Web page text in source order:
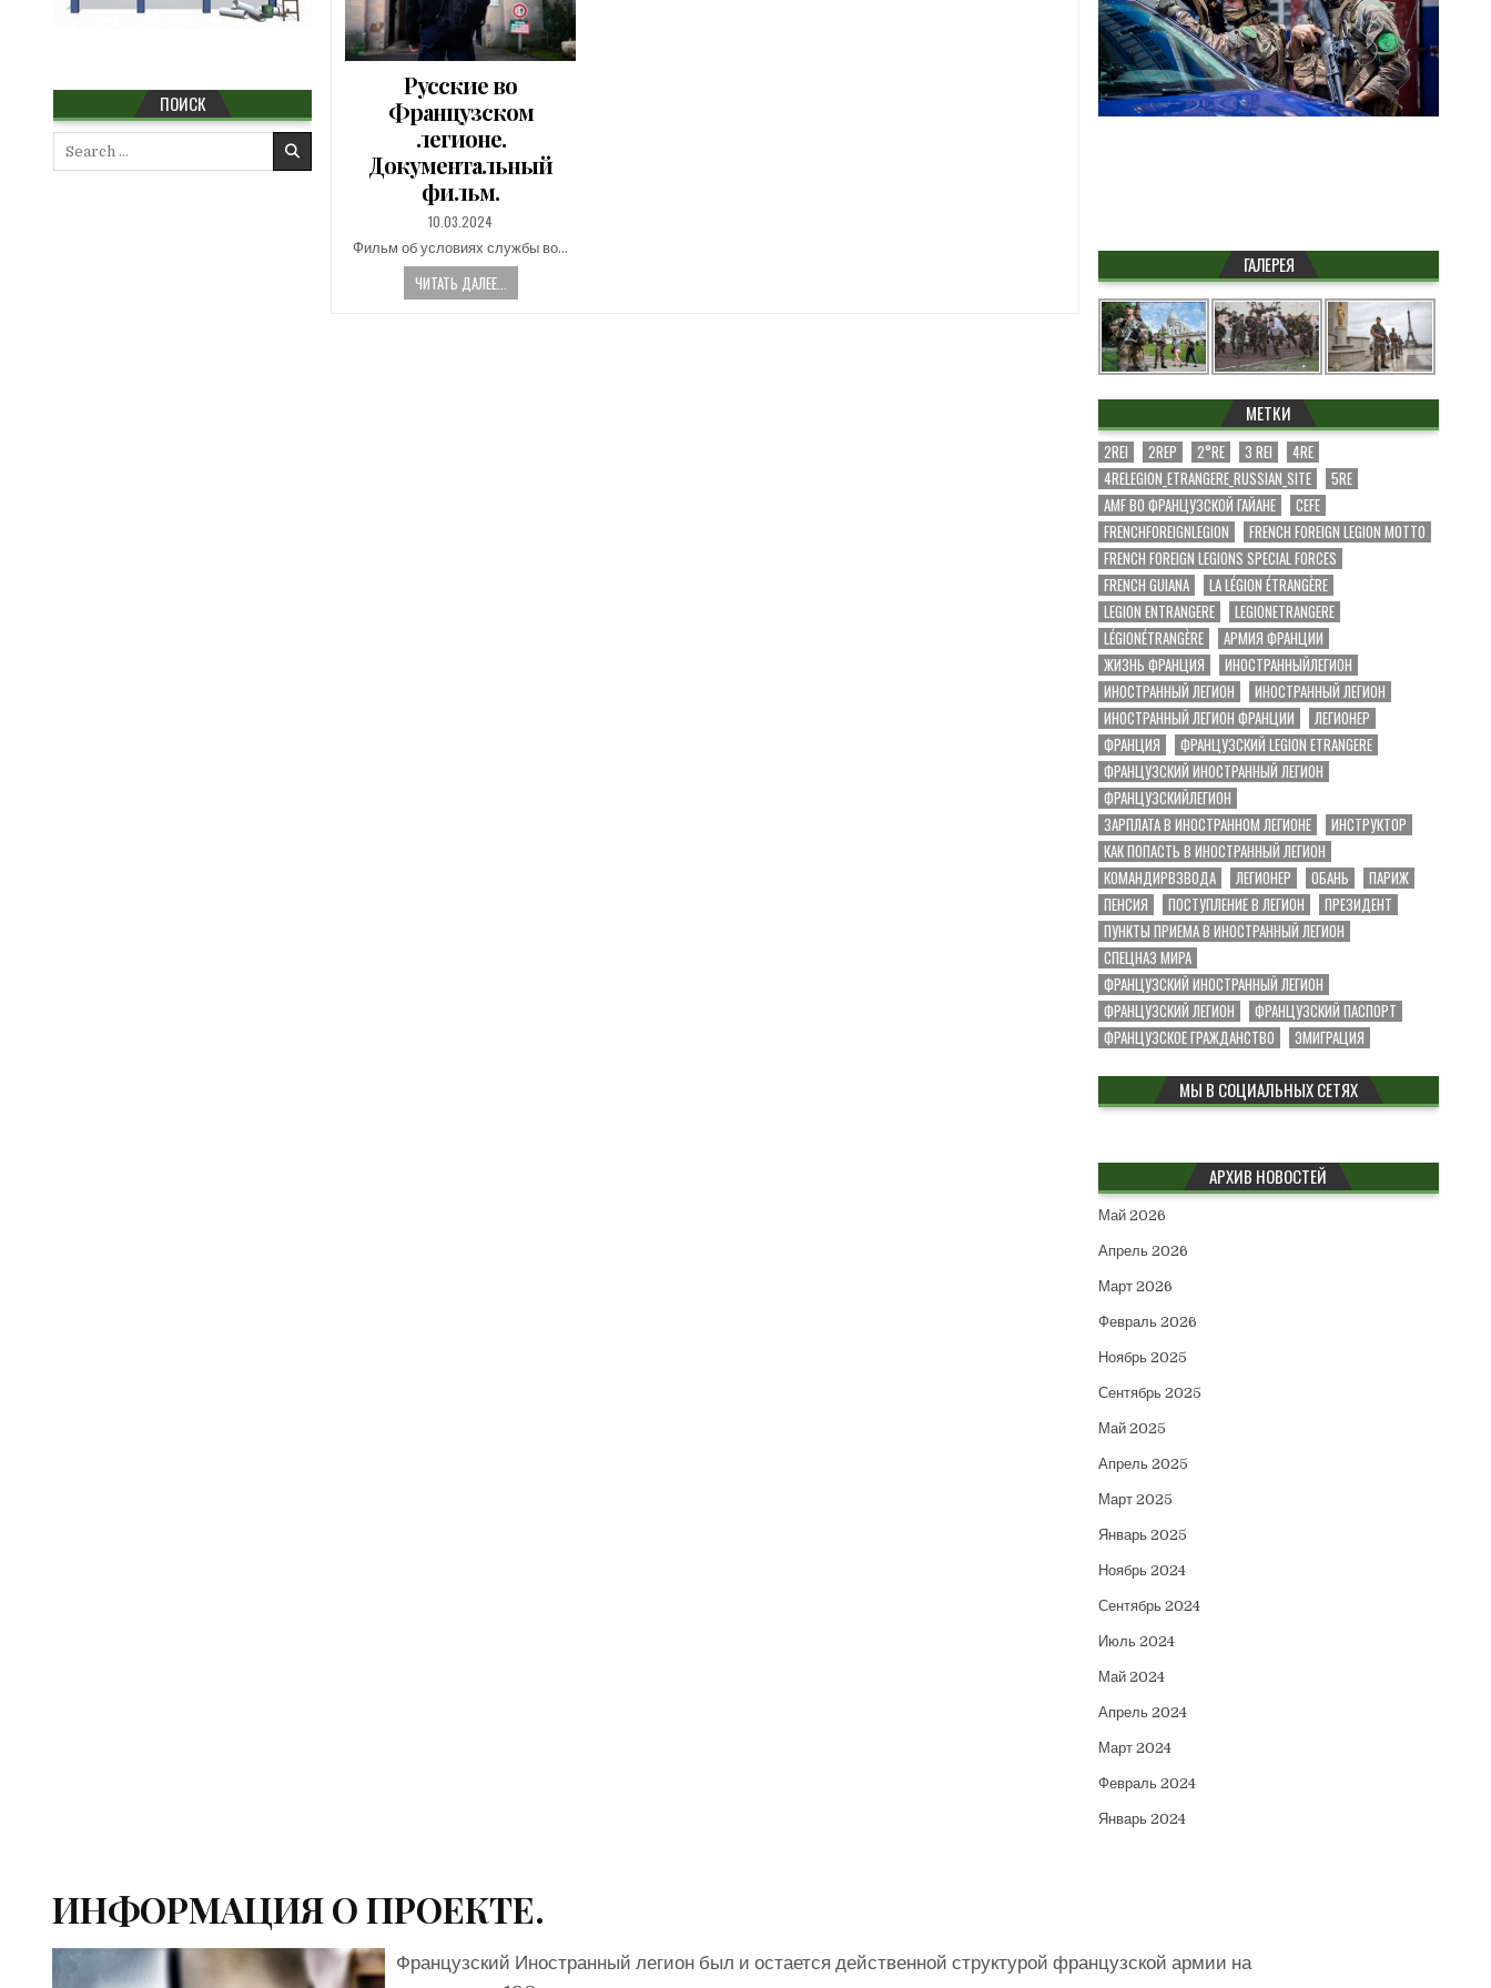
Русские во
Французском
легионе.
Документальный
фильм.
PUBLISHED
DATE:
10.03.2024
Фильм об условиях службы во…
ЧИТАТЬ ДАЛЕЕ...
ПОИСК
ГАЛЕРЕЯ
МЕТКИ
2REI 2REP 2°RE 3 REI
4RE
4RELEGION_ETRANGERE_RUSSIAN_SITE
5RE
AMF ВО ФРАНЦУЗСКОЙ ГАЙАНЕ
CEFE
FRENCHFOREIGNLEGION
FRENCH FOREIGN LEGION MOTTO
FRENCH FOREIGN LEGIONS SPECIAL FORCES
FRENCH GUIANA
LA LÉGION ÉTRANGÈRE
LEGION ENTRANGERE
LEGIONETRANGERE
LÉGIONÉTRANGÈRE
АРМИЯ ФРАНЦИИ
ЖИЗНЬ ФРАНЦИЯ
ИНОСТРАННЫЙЛЕГИОН
ИНОСТРАННЫЙ ЛЕГИОН
ИНОСТРАННЫЙ ЛЕГИОН
ИНОСТРАННЫЙ ЛЕГИОН ФРАНЦИИ
ЛЕГИОНЕР
ФРАНЦИЯ
ФРАНЦУЗСКИЙ LEGION ETRANGERE
ФРАНЦУЗСКИЙ ИНОСТРАННЫЙ ЛЕГИОН
ФРАНЦУЗСКИЙЛЕГИОН
ЗАРПЛАТА В ИНОСТРАННОМ ЛЕГИОНЕ
ИНСТРУКТОР
КАК ПОПАСТЬ В ИНОСТРАННЫЙ ЛЕГИОН
КОМАНДИРВЗВОДА
ЛЕГИОНЕР ОБАНЬ
ПАРИЖ
ПЕНСИЯ
ПОСТУПЛЕНИЕ В ЛЕГИОН
ПРЕЗИДЕНТ
ПУНКТЫ ПРИЕМА В ИНОСТРАННЫЙ ЛЕГИОН
СПЕЦНАЗ МИРА
ФРАНЦУЗСКИЙ ИНОСТРАННЫЙ ЛЕГИОН
ФРАНЦУЗСКИЙ ЛЕГИОН
ФРАНЦУЗСКИЙ ПАСПОРТ
ФРАНЦУЗСКОЕ ГРАЖДАНСТВО
ЭМИГРАЦИЯ
МЫ В СОЦИАЛЬНЫХ СЕТЯХ
АРХИВ НОВОСТЕЙ
Май 2026
Апрель 2026
Март 2026
Февраль 2026
Ноябрь 2025
Сентябрь 2025
Май 2025
Апрель 2025
Март 2025
Январь 2025
Ноябрь 2024
Сентябрь 2024
Июль 2024
Май 2024
Апрель 2024
Март 2024
Февраль 2024
Январь 2024
ИНФОРМАЦИЯ О ПРОЕКТЕ.
Французский Иностранный легион был и остается действенной структурой французской армии на